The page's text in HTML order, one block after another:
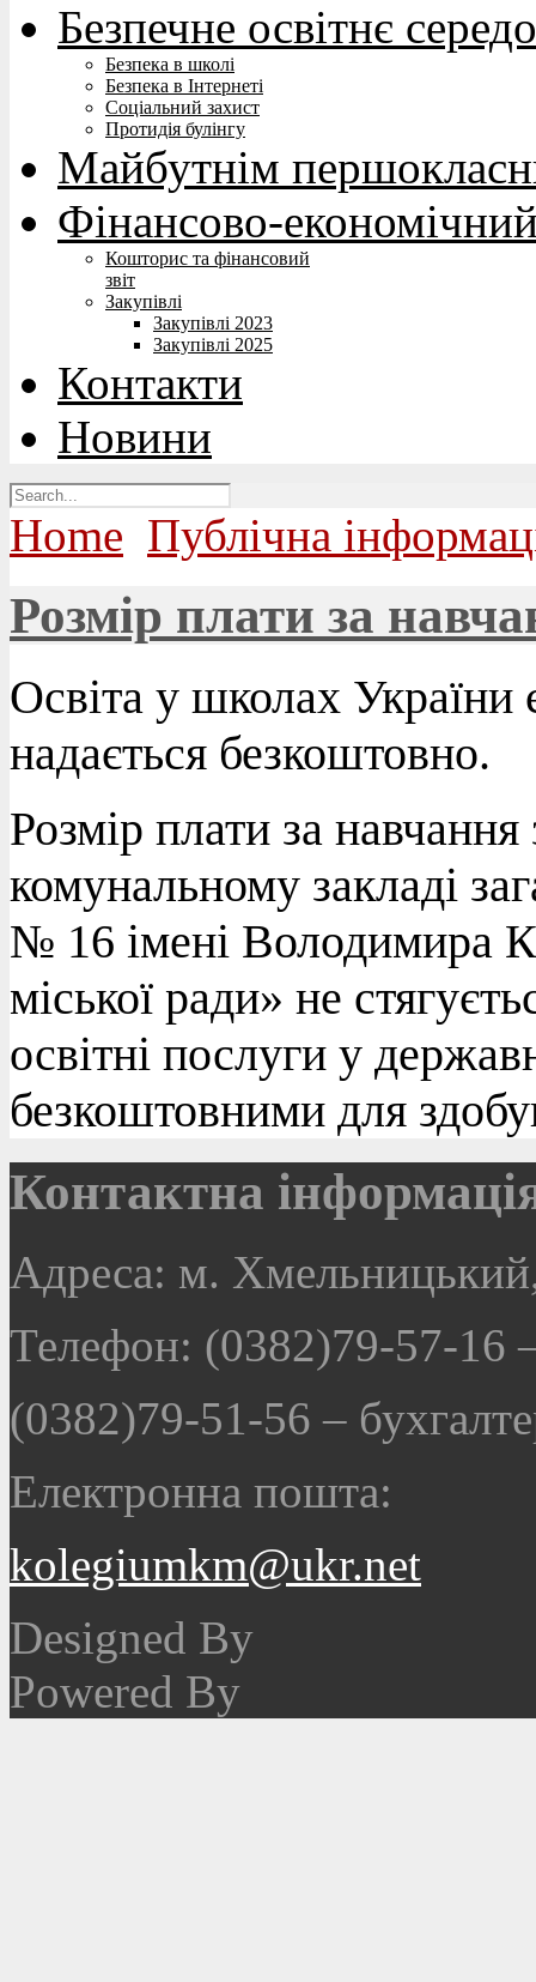
Безпечне освітнє
Безпека в школі
Безпека в Інтернеті
Соціальний захист
Протидія булінгу
Майбутнім
Фінансово-економічний
Кошторис та фінансовий
звіт
Закупівлі
Закупівлі 2023
Закупівлі 2025
Контакти
Новини
Home Публічна
Розмір плати за
Освіта у школах України
надається безкоштовно.
Розмір плати за навчання
комунальному закладі
№ 16 імені Володимира
міської ради» не
освітні послуги у
безкоштовними для
Контактна
Адреса: м.
Телефон: (0382)79-57-16
(0382)79-51-56–
Електронна пошта:
kolegiumkm@ukr.net
Designed By
Powered By